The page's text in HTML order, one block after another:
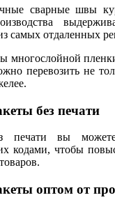
сварные швы
самых отдаленных
многослойной
перевозить не
без печати
печати вы можете
кодами, чтобы
оптом от